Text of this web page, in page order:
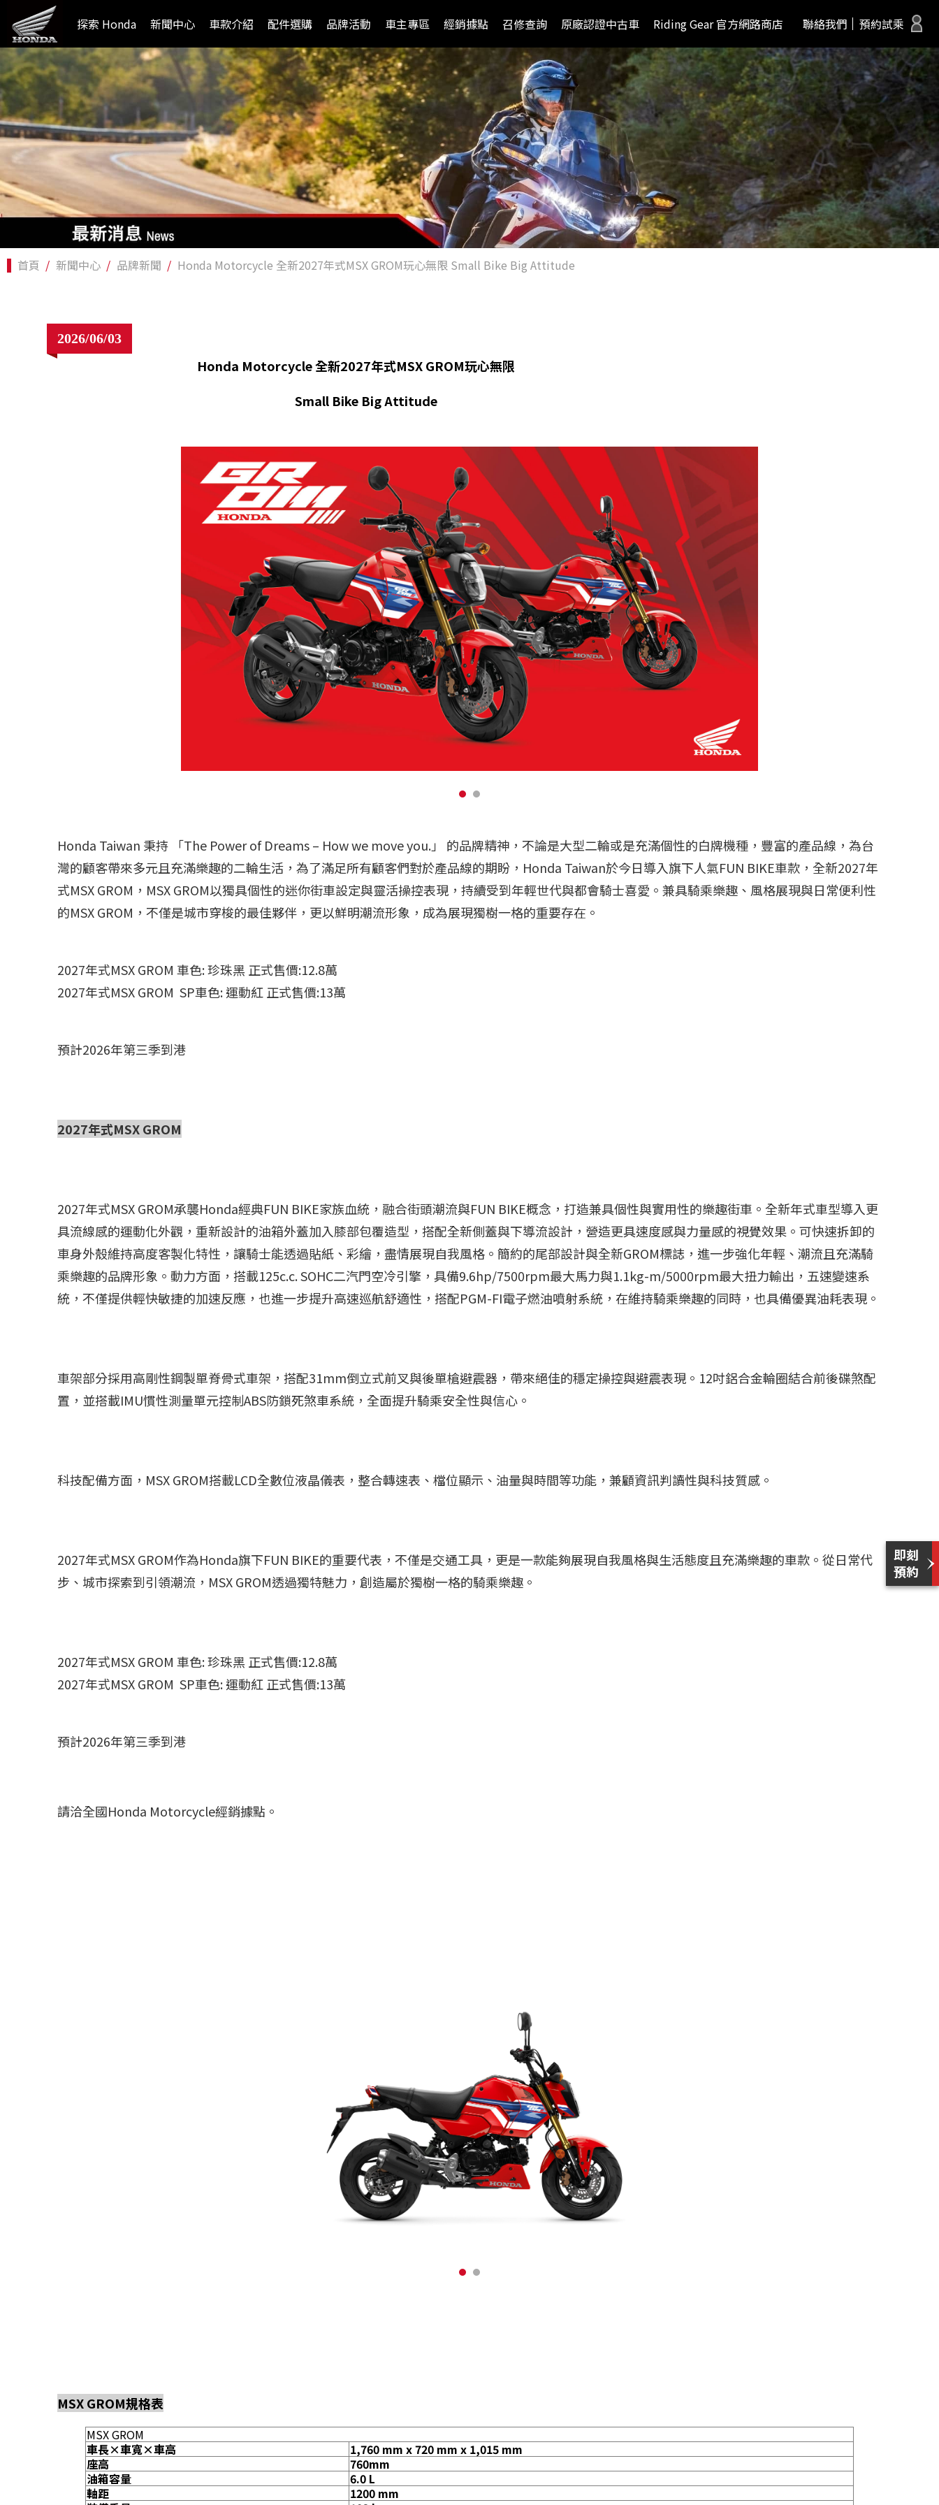
探索 Honda 新聞中心 車款介紹 配件選購 品牌活動 車主專區 經銷據點 召修查詢 原廠認證中古車 Riding Gear 官方網路商店 聯絡我們 預約試乘
首頁 新聞中心 品牌新聞 Honda Motorcycle 全新2027年式MSX GROM玩心無限 Small Bike Big Attitude
2026/06/03
Honda Motorcycle 全新2027年式MSX GROM玩心無限
Small Bike Big Attitude
Honda Taiwan 秉持 「The Power of Dreams – How we move you.」 的品牌精神，不論是大型二輪或是充滿個性的白牌機種，豐富的產品線，為台
灣的顧客帶來多元且充滿樂趣的二輪生活，為了滿足所有顧客們對於產品線的期盼，Honda Taiwan於今日導入旗下人氣FUN BIKE車款，全新2027年
式MSX GROM，MSX GROM以獨具個性的迷你街車設定與靈活操控表現，持續受到年輕世代與都會騎士喜愛。兼具騎乘樂趣、風格展現與日常便利性
的MSX GROM，不僅是城市穿梭的最佳夥伴，更以鮮明潮流形象，成為展現獨樹一格的重要存在。
2027年式MSX GROM 車色:珍珠黑 正式售價:12.8萬
2027年式MSX GROM SP車色: 運動紅 正式售價:13萬
預計2026年第三季到港
2027年式MSX GROM
2027年式MSX GROM承襲Honda經典FUN BIKE家族血統，融合街頭潮流與FUN BIKE概念，打造兼具個性與實用性的樂趣街車。全新年式車型導入更
具流線感的運動化外觀，重新設計的油箱外蓋加入膝部包覆造型，搭配全新側蓋與下導流設計，營造更具速度感與力量感的視覺效果。可快速拆卸的
車身外殼維持高度客製化特性，讓騎士能透過貼紙、彩繪，盡情展現自我風格。簡約的尾部設計與全新GROM標誌，進一步強化年輕、潮流且充滿騎
乘樂趣的品牌形象。動力方面，搭載125c.c. SOHC二汽門空冷引擎，具備9.6hp/7500rpm最大馬力與1.1kg-m/5000rpm最大扭力輸出，五速變速系
統，不僅提供輕快敏捷的加速反應，也進一步提升高速巡航舒適性，搭配PGM-FI電子燃油噴射系統，在維持騎乘樂趣的同時，也具備優異油耗表現。
車架部分採用高剛性鋼製單脊骨式車架，搭配31mm倒立式前叉與後單槍避震器，帶來絕佳的穩定操控與避震表現。12吋鋁合金輪圈結合前後碟煞配
置，並搭載IMU慣性測量單元控制ABS防鎖死煞車系統，全面提升騎乘安全性與信心。
科技配備方面，MSX GROM搭載LCD全數位液晶儀表，整合轉速表、檔位顯示、油量與時間等功能，兼顧資訊判讀性與科技質感。
2027年式MSX GROM作為Honda旗下FUN BIKE的重要代表，不僅是交通工具，更是一款能夠展現自我風格與生活態度且充滿樂趣的車款。從日常代
步、城市探索到引領潮流，MSX GROM透過獨特魅力，創造屬於獨樹一格的騎乘樂趣。
2027年式MSX GROM 車色:珍珠黑 正式售價:12.8萬
2027年式MSX GROM SP車色: 運動紅 正式售價:13萬
預計2026年第三季到港
請洽全國Honda Motorcycle經銷據點。
MSX GROM規格表
MSX GROM
車長×車寬×車高
1,760 mm x 720 mm x 1,015 mm
座高
760mm
油箱容量
6.0 L
軸距
1200 mm